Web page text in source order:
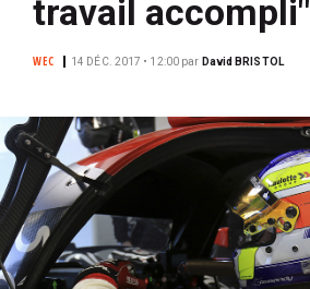
a
travail accompli"
WEC 14 DÉC. 2017 • 12:00 par David BRISTOL